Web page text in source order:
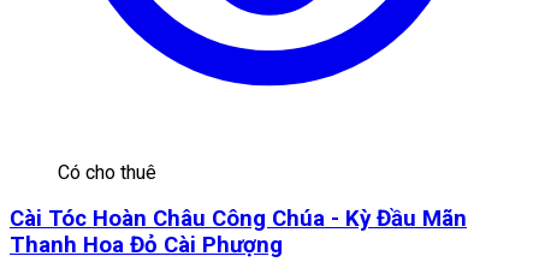
Có cho thuê
Cài Tóc Hoàn Châu Công Chúa - Kỳ Đầu Mãn
Thanh Hoa Đỏ Cài Phượng